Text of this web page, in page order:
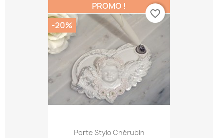
Porte Stylo Chérubin
PROMO !
-20%
favorite_border